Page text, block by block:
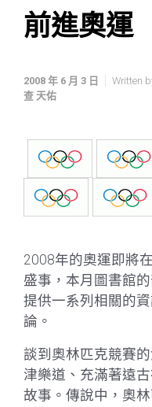
前進奧運
2008 年 6 月 3 日
Written
查 天佑
2008年的奧運即將
盛事，本月圖書館
提供一系列相關的
論。
談到奧林匹克競賽
津樂道、充滿著遠
故事。傳說中，奧